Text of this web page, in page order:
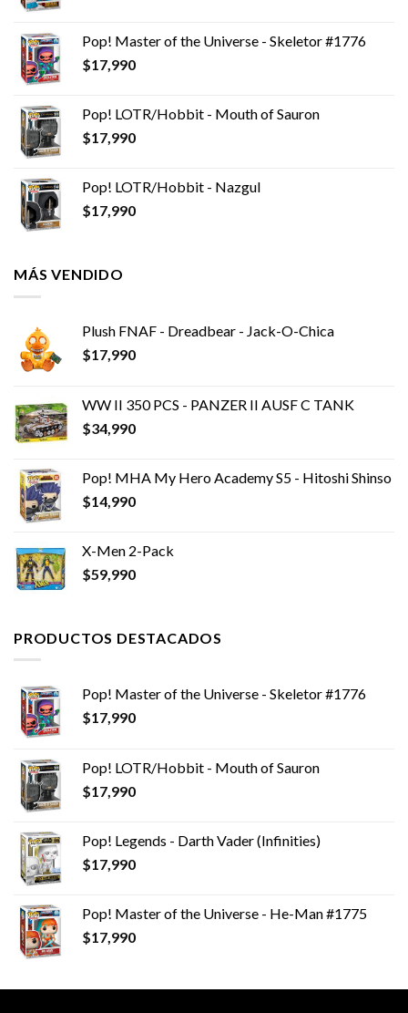
Pop! Master of the Universe - Skeletor #1776
$17,990
Pop! LOTR/Hobbit - Mouth of Sauron
$17,990
Pop! LOTR/Hobbit - Nazgul
$17,990
MÁS VENDIDO
Plush FNAF - Dreadbear - Jack-O-Chica
$17,990
WW II 350 PCS - PANZER II AUSF C TANK
$34,990
Pop! MHA My Hero Academy S5 - Hitoshi Shinso
$14,990
X-Men 2-Pack
$59,990
PRODUCTOS DESTACADOS
Pop! Master of the Universe - Skeletor #1776
$17,990
Pop! LOTR/Hobbit - Mouth of Sauron
$17,990
Pop! Legends - Darth Vader (Infinities)
$17,990
Pop! Master of the Universe - He-Man #1775
$17,990